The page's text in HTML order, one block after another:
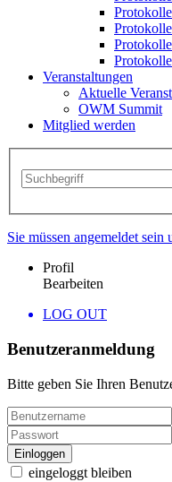
Veranstaltungen
Aktuelle
OWM Summit
Mitglied werden
Sie müssen angemeldet
Profil
Bearbeiten
LOG OUT
Benutzeranmeldung
Bitte geben Sie Ihren
eingeloggt bleiben